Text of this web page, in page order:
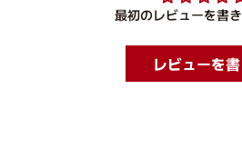
最初のレビューを書
レビューを書